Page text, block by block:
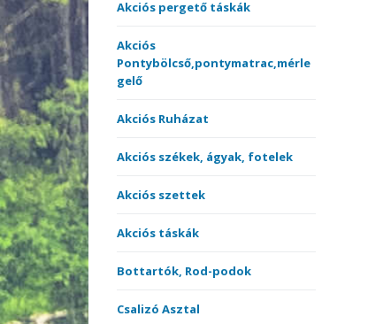
merítőnyelek
Akciós pergető táskák
Akciós
Pontybölcső,pontymatrac,mérle
gelő
Akciós Ruházat
Akciós székek, ágyak, fotelek
Akciós szettek
Akciós táskák
Bottartók, Rod-podok
Csalizó Asztal